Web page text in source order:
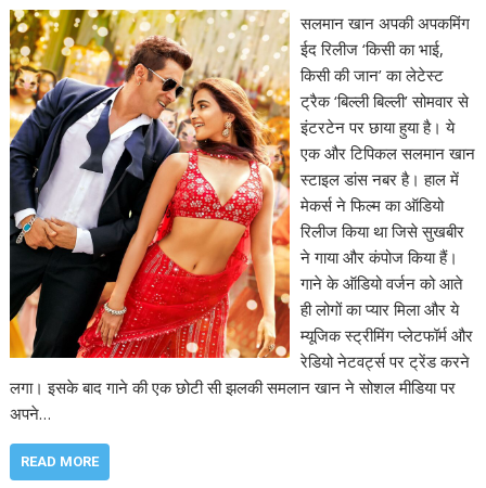
सलमान खान अपकी अपकमिंग
ईद रिलीज ‘किसी का भाई,
किसी की जान’ का लेटेस्ट
ट्रैक ‘बिल्ली बिल्ली’ सोमवार से
इंटरटेन पर छाया हुया है। ये
एक और टिपिकल सलमान खान
स्टाइल डांस नबर है। हाल में
मेकर्स ने फिल्म का ऑडियो
रिलीज किया था जिसे सुखबीर
ने गाया और कंपोज किया हैं।
गाने के ऑडियो वर्जन को आते
ही लोगों का प्यार मिला और ये
म्यूजिक स्ट्रीमिंग प्लेटफॉर्म और
रेडियो नेटवर्ट्स पर ट्रेंड करने
लगा। इसके बाद गाने की एक छोटी सी झलकी समलान खान ने सोशल मीडिया पर
अपने…
READ MORE